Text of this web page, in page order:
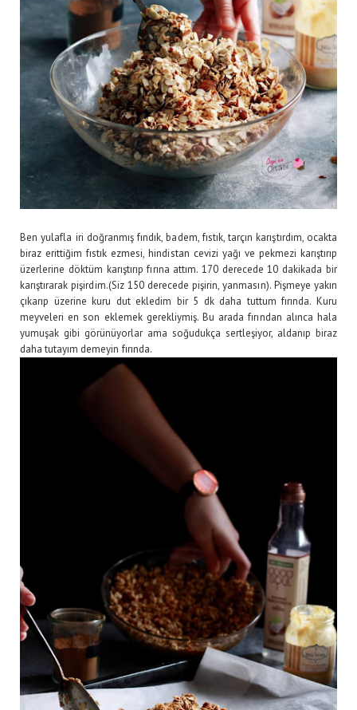
Ben yulafla iri doğranmış fındık, badem, fıstık, tarçın karıştırdım, ocakta
biraz erittiğim fıstık ezmesi, hindistan cevizi yağı ve pekmezi karıştırıp
üzerlerine döktüm karıştırıp fırına attım. 170 derecede 10 dakikada bir
karıştırarak pişirdim.(Siz 150 derecede pişirin, yanmasın). Pişmeye yakın
çıkarıp üzerine kuru dut ekledim bir 5 dk daha tuttum fırında. Kuru
meyveleri en son eklemek gerekliymiş. Bu arada fırından alınca hala
yumuşak gibi görünüyorlar ama soğudukça sertleşiyor, aldanıp biraz
daha tutayım demeyin fırında.